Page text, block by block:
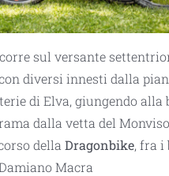
sul versante
diversi innesti dalla
di Elva, giungendo alla
dalla vetta del Monviso
della Dragonbike, fra i
Macra